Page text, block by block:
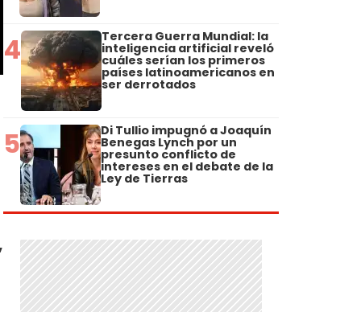
4 Tercera Guerra Mundial: la
inteligencia artificial reveló
cuáles serían los primeros
países latinoamericanos en
ser derrotados
5 Di Tullio impugnó a Joaquín
Benegas Lynch por un
presunto conflicto de
intereses en el debate de la
Ley de Tierras